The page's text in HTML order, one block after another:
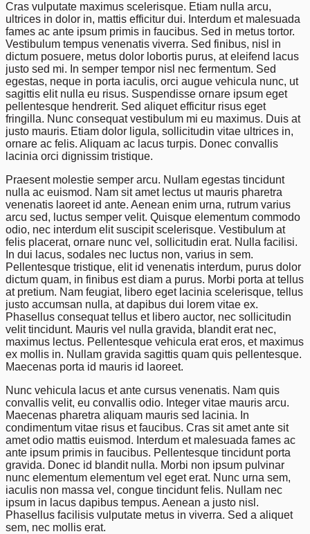
Cras vulputate maximus scelerisque. Etiam nulla arcu,
ultrices in dolor in, mattis efficitur dui. Interdum et malesuada
fames ac ante ipsum primis in faucibus. Sed in metus tortor.
Vestibulum tempus venenatis viverra. Sed finibus, nisl in
dictum posuere, metus dolor lobortis purus, at eleifend lacus
justo sed mi. In semper tempor nisl nec fermentum. Sed
egestas, neque in porta iaculis, orci augue vehicula nunc, ut
sagittis elit nulla eu risus. Suspendisse ornare ipsum eget
pellentesque hendrerit. Sed aliquet efficitur risus eget
fringilla. Nunc consequat vestibulum mi eu maximus. Duis at
justo mauris. Etiam dolor ligula, sollicitudin vitae ultrices in,
ornare ac felis. Aliquam ac lacus turpis. Donec convallis
lacinia orci dignissim tristique.
Praesent molestie semper arcu. Nullam egestas tincidunt
nulla ac euismod. Nam sit amet lectus ut mauris pharetra
venenatis laoreet id ante. Aenean enim urna, rutrum varius
arcu sed, luctus semper velit. Quisque elementum commodo
odio, nec interdum elit suscipit scelerisque. Vestibulum at
felis placerat, ornare nunc vel, sollicitudin erat. Nulla facilisi.
In dui lacus, sodales nec luctus non, varius in sem.
Pellentesque tristique, elit id venenatis interdum, purus dolor
dictum quam, in finibus est diam a purus. Morbi porta at tellus
at pretium. Nam feugiat, libero eget lacinia scelerisque, tellus
justo accumsan nulla, at dapibus dui lorem vitae ex.
Phasellus consequat tellus et libero auctor, nec sollicitudin
velit tincidunt. Mauris vel nulla gravida, blandit erat nec,
maximus lectus. Pellentesque vehicula erat eros, et maximus
ex mollis in. Nullam gravida sagittis quam quis pellentesque.
Maecenas porta id mauris id laoreet.
Nunc vehicula lacus et ante cursus venenatis. Nam quis
convallis velit, eu convallis odio. Integer vitae mauris arcu.
Maecenas pharetra aliquam mauris sed lacinia. In
condimentum vitae risus et faucibus. Cras sit amet ante sit
amet odio mattis euismod. Interdum et malesuada fames ac
ante ipsum primis in faucibus. Pellentesque tincidunt porta
gravida. Donec id blandit nulla. Morbi non ipsum pulvinar
nunc elementum elementum vel eget erat. Nunc urna sem,
iaculis non massa vel, congue tincidunt felis. Nullam nec
ipsum in lacus dapibus tempus. Aenean a justo nisl.
Phasellus facilisis vulputate metus in viverra. Sed a aliquet
sem, nec mollis erat.